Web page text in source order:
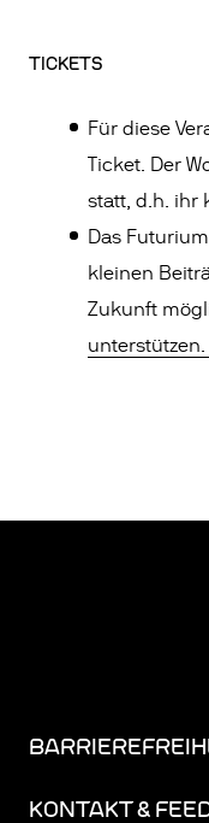
TICKETS
Für diese
Ticket. Der
statt, d.h. ihr
Das
kleinen
Zukunft
unterstützen.
KONTAKT &